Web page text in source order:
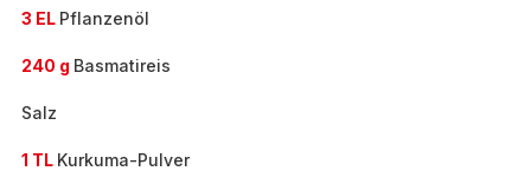
3 EL Pflanzenöl
240 g Basmatireis
Salz
1 TL Kurkuma-Pulver